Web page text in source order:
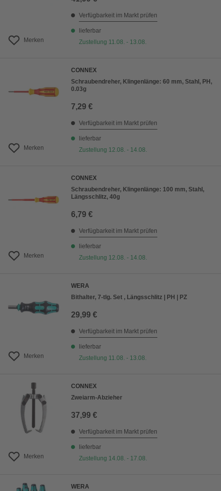
Merken
Verfügbarkeit im Markt prüfen
lieferbar
Zustellung 11.08. - 13.08.
Merken
CONNEX
Schraubendreher, Klingenlänge: 60 mm, Stahl, PH,
0.03g
7,29 €
Verfügbarkeit im Markt prüfen
lieferbar
Zustellung 12.08. - 14.08.
Merken
CONNEX
Schraubendreher, Klingenlänge: 100 mm, Stahl,
Längsschlitz, 40g
6,79 €
Verfügbarkeit im Markt prüfen
lieferbar
Zustellung 12.08. - 14.08.
Merken
WERA
Bithalter, 7-tlg. Set , Längsschlitz | PH | PZ
29,99 €
Verfügbarkeit im Markt prüfen
lieferbar
Zustellung 11.08. - 13.08.
Merken
CONNEX
Zweiarm-Abzieher
37,99 €
Verfügbarkeit im Markt prüfen
lieferbar
Zustellung 14.08. - 17.08.
WERA